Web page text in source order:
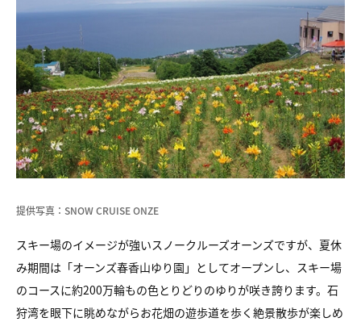
提供写真：SNOW CRUISE ONZE
スキー場のイメージが強いスノークルーズオーンズですが、夏休
み期間は「オーンズ春香山ゆり園」としてオープンし、スキー場
のコースに約200万輪もの色とりどりのゆりが咲き誇ります。石
狩湾を眼下に眺めながらお花畑の遊歩道を歩く絶景散歩が楽しめ